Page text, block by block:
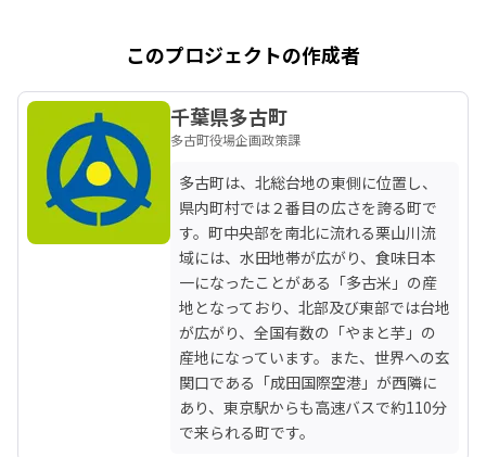
このプロジェクトの作成者
千葉県多古町
多古町役場企画政策課
多古町は、北総台地の東側に位置し、
県内町村では２番目の広さを誇る町で
す。町中央部を南北に流れる栗山川流
域には、水田地帯が広がり、食味日本
一になったことがある「多古米」の産
地となっており、北部及び東部では台地
が広がり、全国有数の「やまと芋」の
産地になっています。また、世界への玄
関口である「成田国際空港」が西隣に
あり、東京駅からも高速バスで約110分
で来られる町です。